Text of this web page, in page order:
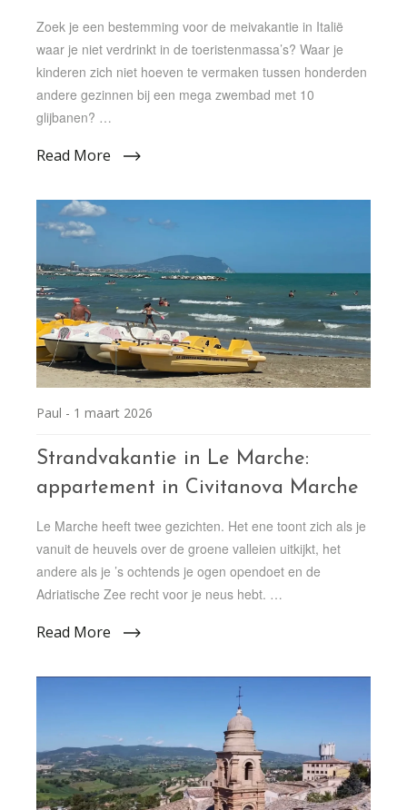
Zoek je een bestemming voor de meivakantie in Italië
waar je niet verdrinkt in de toeristenmassa’s? Waar je
kinderen zich niet hoeven te vermaken tussen honderden
andere gezinnen bij een mega zwembad met 10
glijbanen? …
Read More
Paul - 1 maart 2026
Strandvakantie in Le Marche:
appartement in Civitanova Marche
Le Marche heeft twee gezichten. Het ene toont zich als je
vanuit de heuvels over de groene valleien uitkijkt, het
andere als je ’s ochtends je ogen opendoet en de
Adriatische Zee recht voor je neus hebt. …
Read More